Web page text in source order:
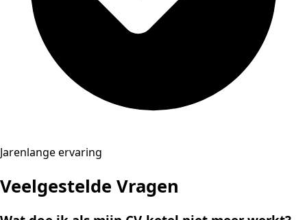
Jarenlange ervaring
Veelgestelde Vragen